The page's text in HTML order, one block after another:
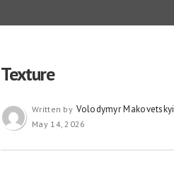
Texture
Written by Volodymyr Makovetskyi
May 14, 2026